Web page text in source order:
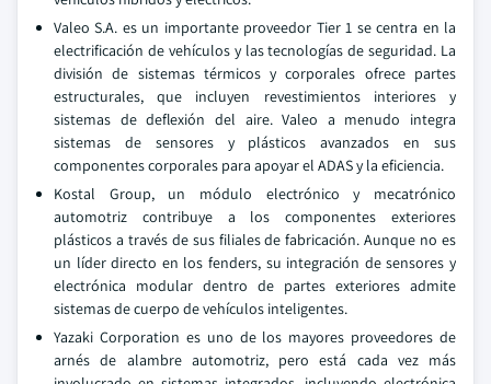
Valeo S.A. es un importante proveedor Tier 1 se centra en la
electrificación de vehículos y las tecnologías de seguridad. La
división de sistemas térmicos y corporales ofrece partes
estructurales, que incluyen revestimientos interiores y
sistemas de deflexión del aire. Valeo a menudo integra
sistemas de sensores y plásticos avanzados en sus
componentes corporales para apoyar el ADAS y la eficiencia.
Kostal Group, un módulo electrónico y mecatrónico
automotriz contribuye a los componentes exteriores
plásticos a través de sus filiales de fabricación. Aunque no es
un líder directo en los fenders, su integración de sensores y
electrónica modular dentro de partes exteriores admite
sistemas de cuerpo de vehículos inteligentes.
Yazaki Corporation es uno de los mayores proveedores de
arnés de alambre automotriz, pero está cada vez más